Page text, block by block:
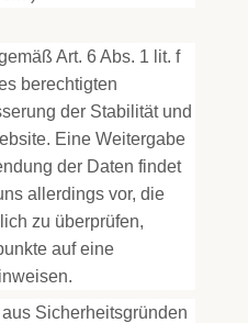
Art. 6 Abs. 1 lit. f
berechtigten
der Stabilität und
Eine Weitergabe
der Daten findet
allerdings vor, die
zu überprüfen,
auf eine
Sicherheitsgründen